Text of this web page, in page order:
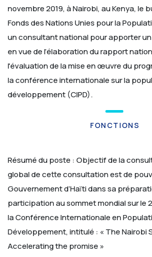
novembre 2019, à Nairobi, au Kenya, le
Fonds des Nations Unies pour la
un consultant national pour apporter
en vue de l’élaboration du rapport
l'évaluation de la mise en œuvre du
la conférence internationale sur la
développement (CIPD).
FONCTIONS
Résumé du poste :Objectif de la
global de cette consultation est de
Gouvernement d’Haïti dans sa
participation au sommet mondial sur le
la Conférence Internationale en
Développement, intitulé : « The Nairobi
Accelerating the promise »